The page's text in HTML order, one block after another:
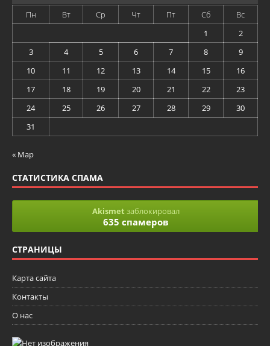
Пн Вт Ср Чт Пт Сб
Вс
1
2
3
4 5 6 7 8
9
10
11 12 13 14 15
16
17
18 19 20 21 22
23
24
25 26 27 28 29
30
31
« Мар
СТАТИСТИКА СПАМА
Akismet заблокировал
635 спамеров
СТРАНИЦЫ
Карта сайта
Контакты
О нас